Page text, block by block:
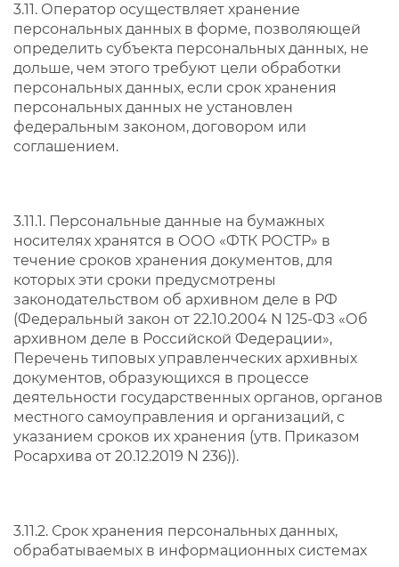
3.11. Оператор осуществляет хранение
персональных данных в форме, позволяющей
определить субъекта персональных данных, не
дольше, чем этого требуют цели обработки
персональных данных, если срок хранения
персональных данных не установлен
федеральным законом, договором или
соглашением.
3.11.1. Персональные данные на бумажных
носителях хранятся в ООО «ФТК РОСТР» в
течение сроков хранения документов, для
которых эти сроки предусмотрены
законодательством об архивном деле в РФ
(Федеральный закон от 22.10.2004 N 125-ФЗ «Об
архивном деле в Российской Федерации»,
Перечень типовых управленческих архивных
документов, образующихся в процессе
деятельности государственных органов, органов
местного самоуправления и организаций, с
указанием сроков их хранения (утв. Приказом
Росархива от 20.12.2019 N 236)).
3.11.2. Срок хранения персональных данных,
обрабатываемых в информационных системах